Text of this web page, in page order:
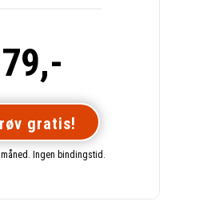
79,-
gratis!
Ingen bindingstid.